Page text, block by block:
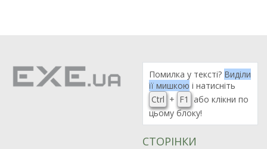
Помилка у тексті? Виділи
її мишкою і натисніть
Ctrl + F1
або клікни по
цьому блоку!
СТОРІНКИ